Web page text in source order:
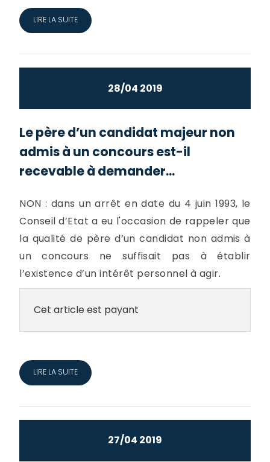
LIRE LA SUITE
28/04 2019
Le père d’un candidat majeur non
admis à un concours est-il
recevable à demander...
NON : dans un arrêt en date du 4 juin 1993, le
Conseil d’Etat a eu l'occasion de rappeler que
la qualité de père d’un candidat non admis à
un concours ne suffisait pas à établir
l’existence d’un intérêt personnel à agir.
Cet article est payant
LIRE LA SUITE
27/04 2019